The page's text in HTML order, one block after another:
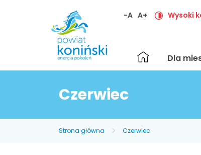
-A A+ Wysoki
główna
Dla
Czerwiec
Strona główna Czerwiec